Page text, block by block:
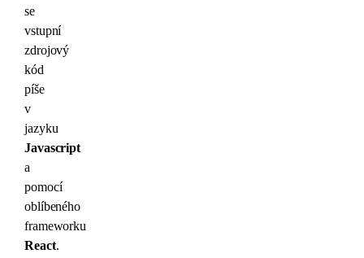
se
vstupní
zdrojový
kód
píše
v
jazyku
Javascript
a
pomocí
oblíbeného
frameworku
React.